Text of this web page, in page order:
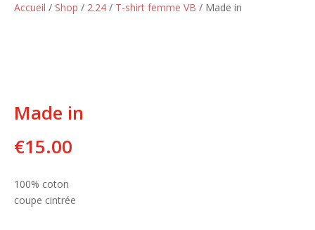
Accueil / Shop / 2.24 / T-shirt femme VB / Made in
Made in
€15.00
100% coton
coupe cintrée